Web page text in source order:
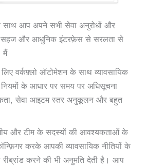
आप अपने सभी सेवा अनुरोधों और
सहज और आधुनिक इंटरफ़ेस से सरलता से
मैं
वर्कफ़्लो ऑटोमेशन के साथ व्यावसायिक
के आधार पर समय पर अधिसूचना
सेवा आइटम स्तर अनुकूलन और बहुत
और टीम के सदस्यों की आवश्यकताओं के
करके आपकी व्यावसायिक नीतियों के
करने की भी अनुमति देती है। आप